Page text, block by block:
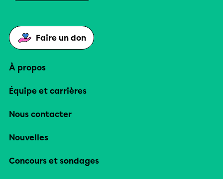
Faire un don
À propos
Équipe et carrières
Nous contacter
Nouvelles
Concours et sondages